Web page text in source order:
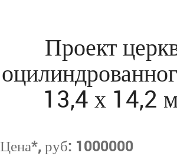
Проект
13,4 х 14,2
Цена*, руб: 1000000